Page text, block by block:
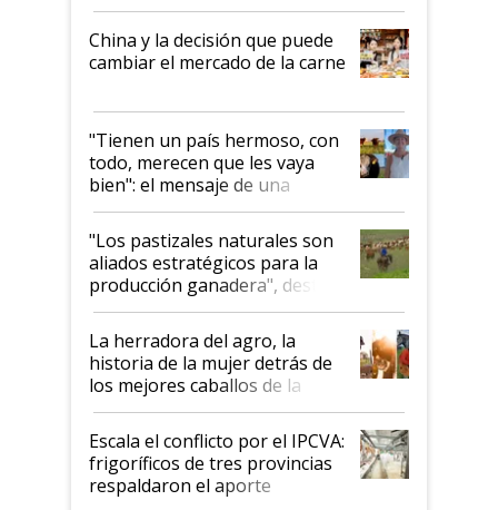
China y la decisión que puede
cambiar el mercado de la carne
"Tienen un país hermoso, con
todo, merecen que les vaya
bien": el mensaje de una
ganadera uruguaya sobre las
oportunidades que se abren
para el agro en Argentina, con
foco en la carne
"Los pastizales naturales son
aliados estratégicos para la
producción ganadera", destaca
la iniciativa que ya reúne a 46
establecimientos en Argentina
La herradora del agro, la
historia de la mujer detrás de
los mejores caballos de la
Argentina y los mitos que
todavía hacen sufrir a estos
animales: "Mientras me
descalificaban, yo seguí
haciendo currículum"
Escala el conflicto por el IPCVA:
frigoríficos de tres provincias
respaldaron el aporte